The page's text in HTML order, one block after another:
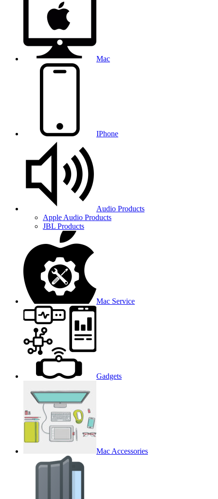
Mac
IPhone
Audio Products
Apple Audio Products
JBL Products
Mac Service
Gadgets
Mac Accessories